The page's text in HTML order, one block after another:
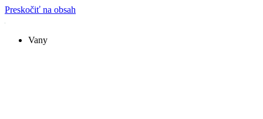
Preskočiť na obsah
Vany